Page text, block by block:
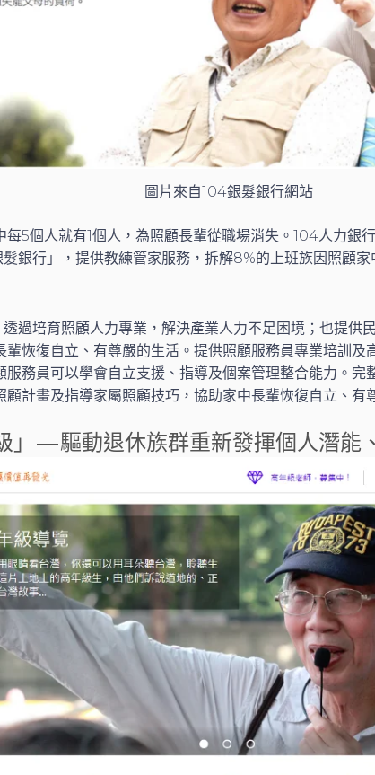
圖片來自104銀髮銀行網站
每5個人就有1個人，為照顧長輩從職場消失。104人力銀
銀行」，提供教練管家服務，拆解8%的上班族因照顧
透過培育照顧人力專業，解決產業人力不足困境；也提供
輩恢復自立、有尊嚴的生活。提供照顧服務員專業培訓及
服務員可以學會自立支援、指導及個案管理整合能力。完
顧計畫及指導家屬照顧技巧，協助家中長輩恢復自立、有
」 — 驅動退休族群重新發揮個人潛能